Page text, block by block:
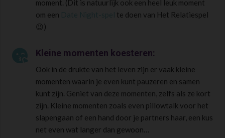
moment. (Dit is natuurlijk ook een heel leuk moment
om een
te doen van Het Relatiespel
😉)
Kleine momenten koesteren:
Ook in de drukte van het leven zijn er vaak kleine
momenten waarin je even kunt pauzeren en samen
kunt zijn. Geniet van deze momenten, zelfs als ze kort
zijn. Kleine momenten zoals even pillowtalk voor het
slapengaan of een hand door je partners haar, een kus
net even wat langer dan gewoon…